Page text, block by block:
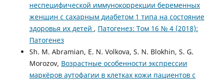
неспецифической иммунокоррекции беременных
женщин с сахарным диабетом 1 типа на состояние
здоровья их детей , Патогенез: Том 16 № 4 (2018):
Патогенез
Sh. M. Abramian, E. N. Volkova, S. N. Blokhin, S. G.
Morozov, Возрастные особенности экспрессии
маркёров аутофагии в клетках кожи пациентов с